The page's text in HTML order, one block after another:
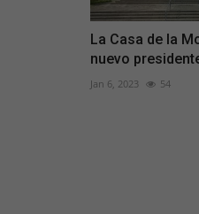
La Casa de la
nuevo
Jan 6, 2023 54